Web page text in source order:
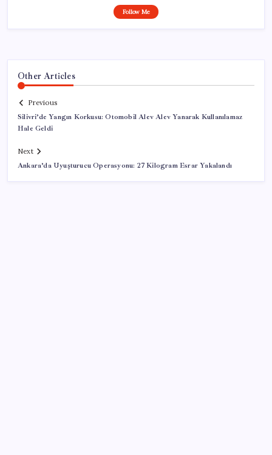
Follow Me
Other Articles
Previous
Silivri’de Yangın Korkusu: Otomobil Alev Alev Yanarak Kullanılamaz
Hale Geldi
Next
Ankara’da Uyuşturucu Operasyonu: 27 Kilogram Esrar Yakalandı